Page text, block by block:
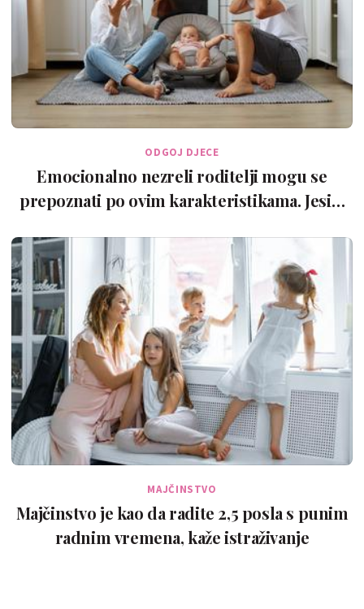
ODGOJ DJECE
Emocionalno nezreli roditelji mogu se
prepoznati po ovim karakteristikama. Jesi…
MAJČINSTVO
Majčinstvo je kao da radite 2,5 posla s punim
radnim vremena, kaže istraživanje